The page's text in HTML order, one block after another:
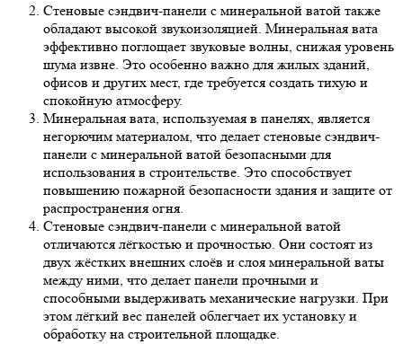
Стеновые сэндвич-панели с минеральной ватой также
обладают высокой звукоизоляцией. Минеральная вата
эффективно поглощает звуковые волны, снижая уровень
шума извне. Это особенно важно для жилых зданий,
офисов и других мест, где требуется создать тихую и
спокойную атмосферу.
Минеральная вата, используемая в панелях, является
негорючим материалом, что делает стеновые сэндвич-
панели с минеральной ватой безопасными для
использования в строительстве. Это способствует
повышению пожарной безопасности здания и защите от
распространения огня.
Стеновые сэндвич-панели с минеральной ватой
отличаются лёгкостью и прочностью. Они состоят из
двух жёстких внешних слоёв и слоя минеральной ваты
между ними, что делает панели прочными и
способными выдерживать механические нагрузки. При
этом лёгкий вес панелей облегчает их установку и
обработку на строительной площадке.